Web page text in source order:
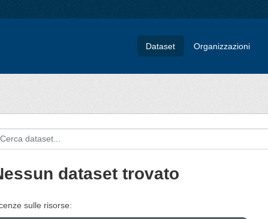
Dataset Organizzazioni
dataset trovato
sulle risorse: